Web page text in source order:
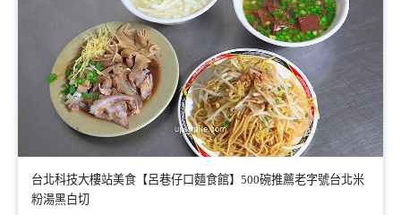
台北科技大樓站美食【呂巷仔口麵食館】500碗推薦老字號台北米
粉湯黑白切